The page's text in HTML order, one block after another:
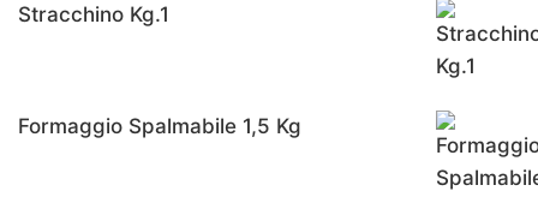
Stracchino Kg.1
Formaggio Spalmabile 1,5 Kg